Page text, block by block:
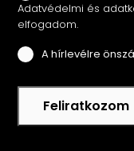
Adatvédelmi és
elfogadom.
A hírlevélre
Feliratkozom